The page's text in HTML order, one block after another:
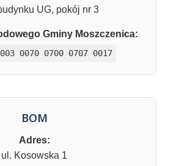
UG, pokój nr 3
Gminy Moszczenica:
0070 0700 0707 0017
BOM
Adres:
ul. Kosowska 1